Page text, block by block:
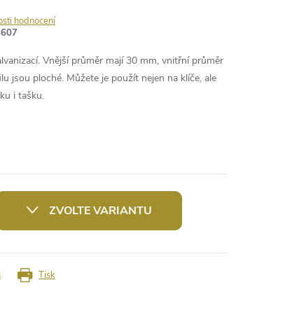
hodnocení
Vnější průměr mají 30 mm, vnitřní průměr
jsou ploché. Můžete je použít nejen na klíče, ale
i tašku.
ZVOLTE VARIANTU
Tisk